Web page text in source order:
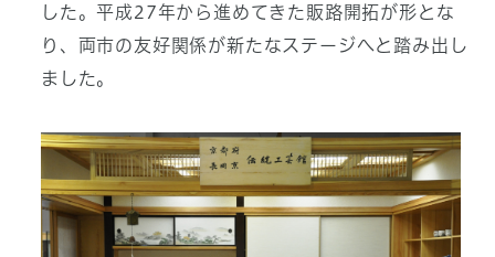
した。平成27年から進めてきた販路開拓が形とな
り、両市の友好関係が新たなステージへと踏み出し
ました。